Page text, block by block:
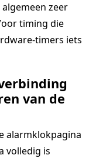
zeer
timing die
timers iets
van de
alarmklokpagina
volledig is